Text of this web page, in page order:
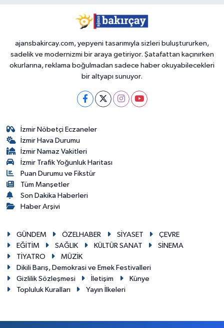
ajansbakircay.com, yepyeni tasarımıyla sizleri buluştururken,
sadelik ve modernizmi bir araya getiriyor. Şatafattan kaçınırken
okurlarına, reklama boğulmadan sadece haber okuyabilecekleri
bir altyapı sunuyor.
İzmir Nöbetçi Eczaneler
İzmir Hava Durumu
İzmir Namaz Vakitleri
İzmir Trafik Yoğunluk Haritası
Puan Durumu ve Fikstür
Tüm Manşetler
Son Dakika Haberleri
Haber Arşivi
GÜNDEM ÖZELHABER SİYASET
ÇEVRE
EĞİTİM
SAĞLIK KÜLTÜR SANAT
SİNEMA
TİYATRO
MÜZİK
Dikili Barış, Demokrasi ve Emek Festivalleri
Gizlilik Sözleşmesi
İletişim
Künye
Topluluk Kuralları
Yayın İlkeleri